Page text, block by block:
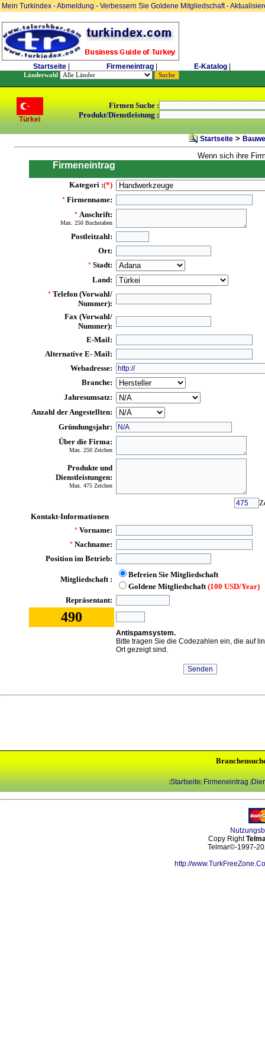
Mein Turkindex -Abmeldung- Verbessern Sie Goldene Mitgliedschaft-
Startseite Firmeneintrag E-Katalog
Länderwahl
Türkei
Firmen Suche :
Produkt/Dienstleistung :
Startseite>
Wenn sich ihre
Firmeneintrag
Kategori :(*)
* Firmenname:
* Anschrift:
Max. 250 Buchstaben
Postleitzahl:
Ort:
* Stadt:
Land:
* Telefon (Vorwahl/
Nummer):
Fax (Vorwahl/
Nummer):
E-Mail:
Alternative E- Mail:
Webadresse:
Branche:
Jahresumsatz:
Anzahl der Angestellten:
Gründungsjahr:
Über die Firma:
Max. 250 Zeichen
Produkte und
Dienstleistungen:
Max. 475 Zeichen
Kontakt-Informationen
* Vorname:
* Nachname:
Position im Betrieb:
Mitgliedschaft :
Befreien Sie Mitgliedschaft
Goldene Mitgliedschaft(100 USD/Year)
Repräsentant:
490
Antispamsystem.
Bitte tragen Sie die Codezahlen ein, die auf
Ort gezeigt sind.
|Startseite| Firmeneintrag |
Copy Right
Telmar©-1997-
http://